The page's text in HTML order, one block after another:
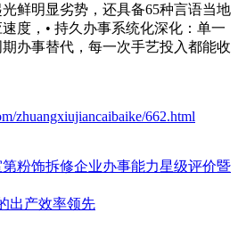
鲜明显劣势，还具备65种言语当地
度，• 持久办事系统化深化：单一
办事替代，每一次手艺投入都能收
zhuangxiujiancaibaike/662.html
第粉饰拆修企业办事能力星级评价暨
出产效率领先